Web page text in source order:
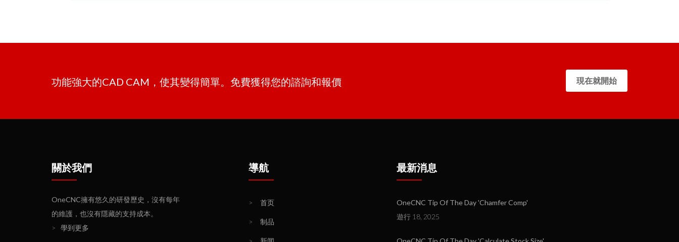
功能強大的CAD CAM，使其變得簡單。免費獲得您的諮詢和報價 現在就開始
關於我們
OneCNC擁有悠久的研發歷史，沒有每年
的維護，也沒有隱藏的支持成本。
>
學到更多
導航
> 首页
> 制品
最新消息
OneCNC Tip Of The Day 'Chamfer Comp'
遊行 18, 2025